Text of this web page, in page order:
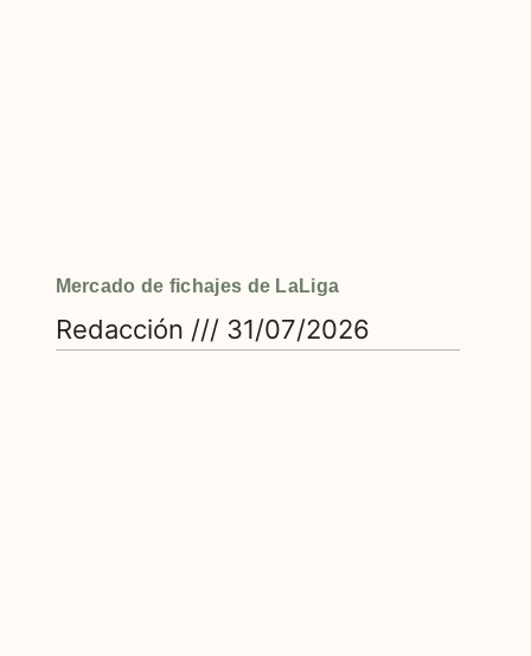
Mercado de fichajes de LaLiga
Redacción 31/07/2026